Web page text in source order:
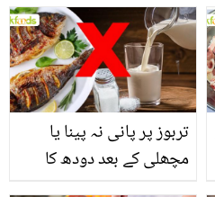
انگیز طبی فوائد
تربوز پر پانی نہ پینا یا
مچھلی کے بعد دودھ کا